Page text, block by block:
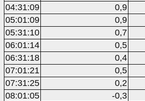
04:31:09
0,9
05:01:09
0,9
05:31:10
0,7
06:01:14
0,5
06:31:18
0,4
07:01:21
0,5
07:31:25
0,2
08:01:05
-0,3